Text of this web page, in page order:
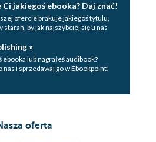
Ci jakiegoś ebooka? Daj znać!
ofercie brakuje jakiegoś tytulu,
starań, by jak najszybciej się u nas
»
ebooka lub nagrałeś audibook?
nas i sprzedawaj go w Ebookpoint!
oferta